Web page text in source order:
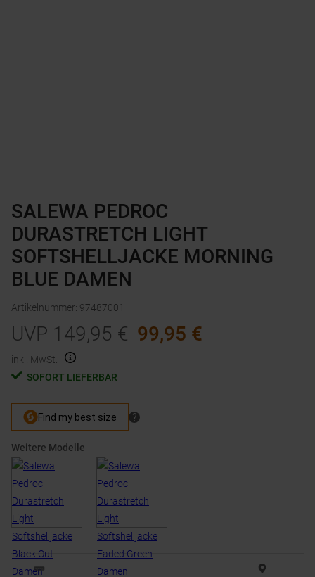
SALEWA PEDROC
DURASTRETCH LIGHT
SOFTSHELLJACKE MORNING
BLUE DAMEN
Artikelnummer: 97487001
UVP 149,95 € 99,95 €
inkl. MwSt.
SOFORT LIEFERBAR
Weitere Modelle